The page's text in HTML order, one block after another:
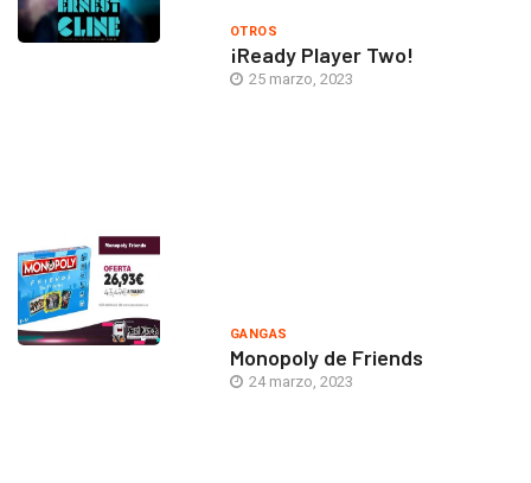
OTROS
¡Ready Player Two!
25 marzo, 2023
GANGAS
Monopoly de Friends
24 marzo, 2023